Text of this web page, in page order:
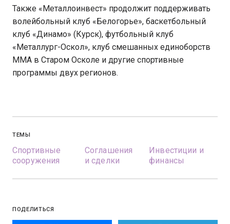
Также «Металлоинвест» продолжит поддерживать
волейбольный клуб «Белогорье», баскетбольный
клуб «Динамо» (Курск), футбольный клуб
«Металлург-Оскол», клуб смешанных единоборств
ММА в Старом Осколе и другие спортивные
программы двух регионов.
ТЕМЫ
Спортивные
сооружения
Соглашения
и сделки
Инвестиции и
финансы
ПОДЕЛИТЬСЯ